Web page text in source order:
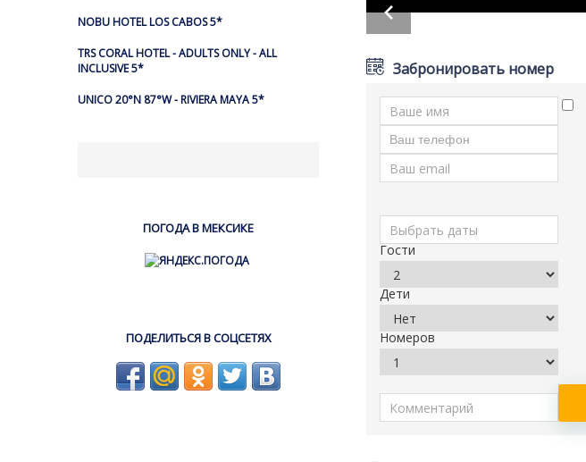
Забронировать номер
Гости
Дети
Номеров
NOBU HOTEL LOS CABOS 5*
TRS CORAL HOTEL - ADULTS ONLY - ALL
INCLUSIVE 5*
UNICO 20°N 87°W - RIVIERA MAYA 5*
ПОГОДА В МЕКСИКЕ
ПОДЕЛИТЬСЯ В СОЦСЕТЯХ